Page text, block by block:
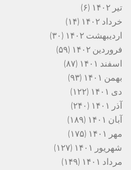
تیر ۱۴۰۲
(۶)
خرداد ۱۴۰۲
(۱۴)
اردیبهشت ۱۴۰۲
(۳۰)
فروردین ۱۴۰۲
(۵۹)
اسفند ۱۴۰۱
(۸۷)
بهمن ۱۴۰۱
(۹۳)
دی ۱۴۰۱
(۱۲۲)
آذر ۱۴۰۱
(۲۴۰)
آبان ۱۴۰۱
(۱۸۹)
مهر ۱۴۰۱
(۱۷۵)
شهریور ۱۴۰۱
(۱۲۷)
مرداد ۱۴۰۱
(۱۴۹)